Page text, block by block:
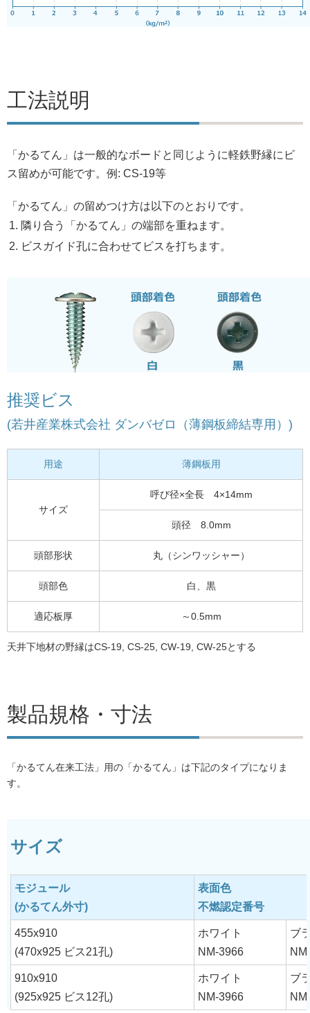
工法説明
「かるてん」は一般的なボードと同じように軽鉄野縁にビ
ス留めが可能です。例: CS-19等
「かるてん」の留めつけ方は以下のとおりです。
隣り合う「かるてん」の端部を重ねます。
ビスガイド孔に合わせてビスを打ちます。
推奨ビス
(若井産業株式会社 ダンバゼロ（薄鋼板締結専用）)
用途 薄鋼板用
サイズ
呼び径×全長 4×14mm
頭径 8.0mm
頭部形状 丸（シンワッシャー）
頭部色 白、黒
適応板厚 ～0.5mm
天井下地材の野縁はCS-19, CS-25, CW-19, CW-25とする
製品規格・寸法
「かるてん在来工法」用の「かるてん」は下記のタイプになりま
す。
サイズ
モジュール
(かるてん外寸)
表面色
不燃認定番号
455x910
(470x925 ビス21孔)
ホワイト
NM-3966
ブ
910x910
(925x925 ビス12孔)
ホワイト
NM-3966
ブ